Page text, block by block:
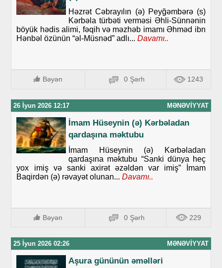
Həzrət Cəbrayılın (ə) Peyğəmbərə (s)
Kərbəla türbəti verməsi Əhli-Sünnənin
böyük hədis alimi, fəqih və məzhəb imamı Əhməd ibn
Hənbəl özünün “əl-Müsnəd” adlı... Davamı..
Bəyən 0 Şərh 1243
26 İyun 2026 12:17 MƏNƏVIYYAT
İmam Hüseynin (ə) Kərbəladan
qardaşına məktubu
İmam Hüseynin (ə) Kərbəladan
qardaşına məktubu “Sanki dünya heç
yox imiş və sanki axirət əzəldən var imiş” İmam
Baqirdən (ə) rəvayət olunan... Davamı..
Bəyən 0 Şərh 229
25 İyun 2026 02:26 MƏNƏVIYYAT
Aşura gününün əməlləri